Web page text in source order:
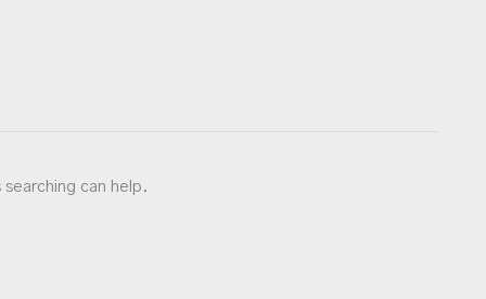
can help.